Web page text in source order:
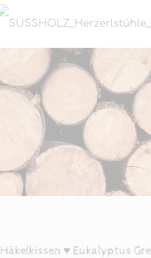
Häkelkissen ♥ Eukalyptus